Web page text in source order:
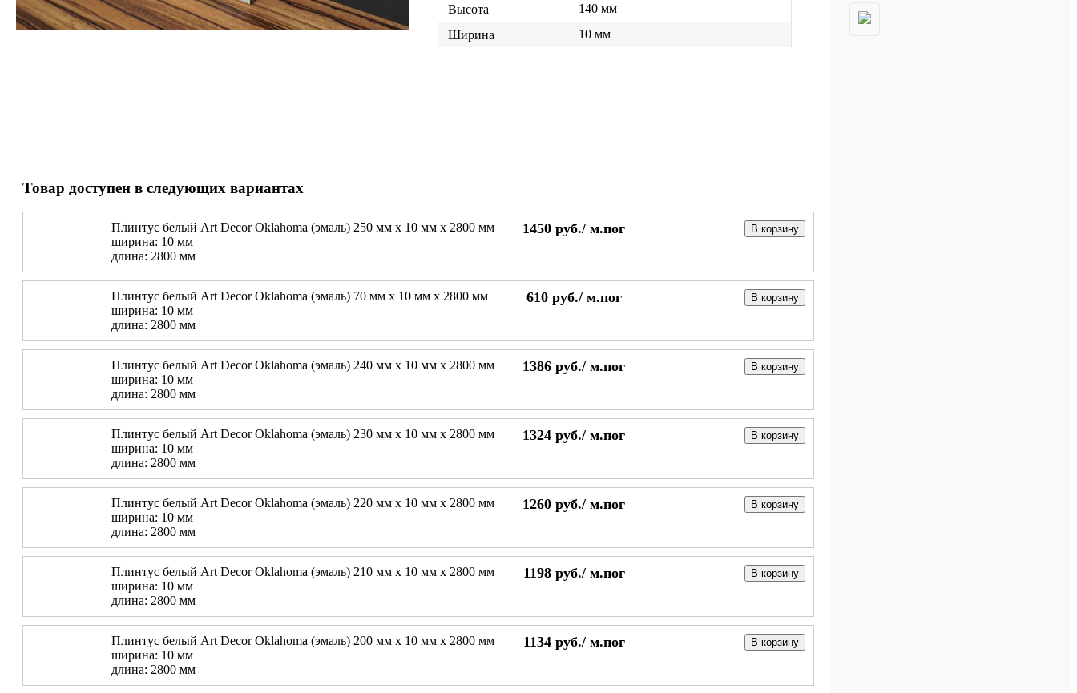
Высота
140 мм
Ширина
10 мм
Товар доступен в следующих вариантах
Плинтус белый Art Decor Oklahoma (эмаль) 250 мм х 10 мм х 2800 мм
ширина: 10 мм
длина: 2800 мм
1450 руб./ м.пог В корзину
Плинтус белый Art Decor Oklahoma (эмаль) 70 мм х 10 мм х 2800 мм
ширина: 10 мм
длина: 2800 мм
610 руб./ м.пог В корзину
Плинтус белый Art Decor Oklahoma (эмаль) 240 мм х 10 мм х 2800 мм
ширина: 10 мм
длина: 2800 мм
1386 руб./ м.пог В корзину
Плинтус белый Art Decor Oklahoma (эмаль) 230 мм х 10 мм х 2800 мм
ширина: 10 мм
длина: 2800 мм
1324 руб./ м.пог В корзину
Плинтус белый Art Decor Oklahoma (эмаль) 220 мм х 10 мм х 2800 мм
ширина: 10 мм
длина: 2800 мм
1260 руб./ м.пог В корзину
Плинтус белый Art Decor Oklahoma (эмаль) 210 мм х 10 мм х 2800 мм
ширина: 10 мм
длина: 2800 мм
1198 руб./ м.пог В корзину
Плинтус белый Art Decor Oklahoma (эмаль) 200 мм х 10 мм х 2800 мм
ширина: 10 мм
длина: 2800 мм
1134 руб./ м.пог В корзину